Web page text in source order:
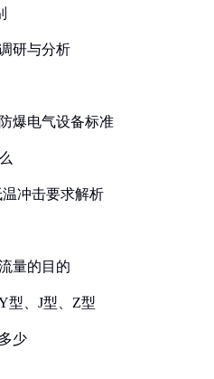
研与分析
爆电气设备标准
冲击要求解析
量的目的
型、J型、Z型
少